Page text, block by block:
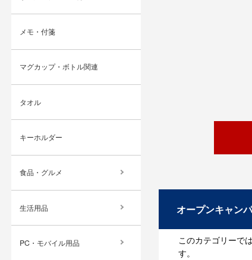
オープンキャン
このカテゴリーで
す。
メモ・付箋
マグカップ・ボトル関連
タオル
キーホルダー
食品・グルメ
生活用品
PC・モバイル用品